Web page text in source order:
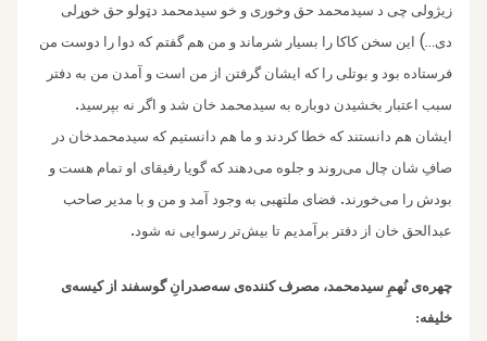
زیژولی چی د سیدمحمد حق وخوری و خو سیدمحمد دټولو حق خوړلی
دی
) این سخن کاکا را بسیار شرماند و من هم گفتم که دوا را دوست من
فرستاده بود و بوتلی را که ایشان گرفتن از من است و آمدن من به دفتر
سبب اعتبار بخشیدن دوباره به سیدمحمد خان شد ‌و اگر نه بپرسید .
ایشان هم دانستند که خطا کردند و ما هم دانستیم که سیدمحمدخان در
صافِ شان چال می‌روند و جلوه می‌دهند که گویا رفیقای او تمام هست و
بودش را می‌خورند . فضای ملتهبی به وجود آمد و من و با مدیر صاحب
عبدالحق خان از دفتر برآمدیم تا بیش‌تر رسوایی نه شود .
چهره‌‌ی نُهمِ سیدمحمد، مصرف کننده‌ی سه‌صدرانِ گوسفند از کیسه‌ی
خلیفه: